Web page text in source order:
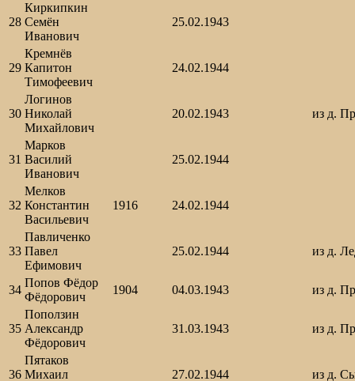
28
Киркипкин
Семён
Иванович
25.02.1943
29
Кремнёв
Капитон
Тимофеевич
24.02.1944
30
Логинов
Николай
Михайлович
20.02.1943 из д.
31
Марков
Василий
Иванович
25.02.1944
32
Мелков
Константин
Васильевич
1916 24.02.1944
33
Павличенко
Павел
Ефимович
25.02.1944 из д.
34
Попов Фёдор
Фёдорович
1904 04.03.1943 из д.
35
Поползин
Александр
Фёдорович
31.03.1943 из д.
36
Пятаков
Михаил
27.02.1944 из д.